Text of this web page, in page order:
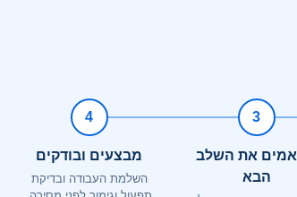
3
את השלב
הבא
4
מבצעים ובודקים
השלמת העבודה ובדיקת